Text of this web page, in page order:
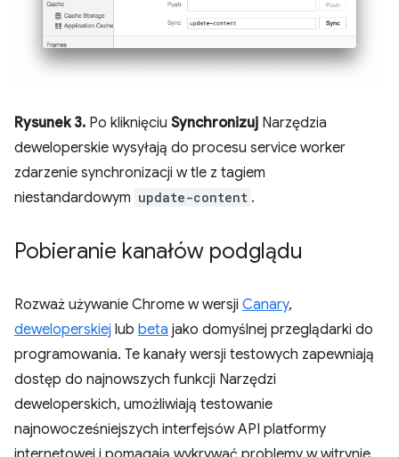
Rysunek 3. Po kliknięciu Synchronizuj Narzędzia
deweloperskie wysyłają do procesu service worker
zdarzenie synchronizacji w tle z tagiem
niestandardowym update-content .
Pobieranie kanałów podglądu
Rozważ używanie Chrome w wersji Canary,
deweloperskiej lub beta jako domyślnej przeglądarki do
programowania. Te kanały wersji testowych zapewniają
dostęp do najnowszych funkcji Narzędzi
deweloperskich, umożliwiają testowanie
najnowocześniejszych interfejsów API platformy